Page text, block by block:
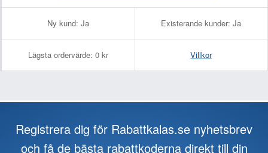
Ny kund: Ja Existerande kunder: Ja
Lägsta ordervärde: 0 kr Villkor
Registrera dig för Rabattkalas.se nyhetsbrev
och få de bästa rabattkoderna direkt till din